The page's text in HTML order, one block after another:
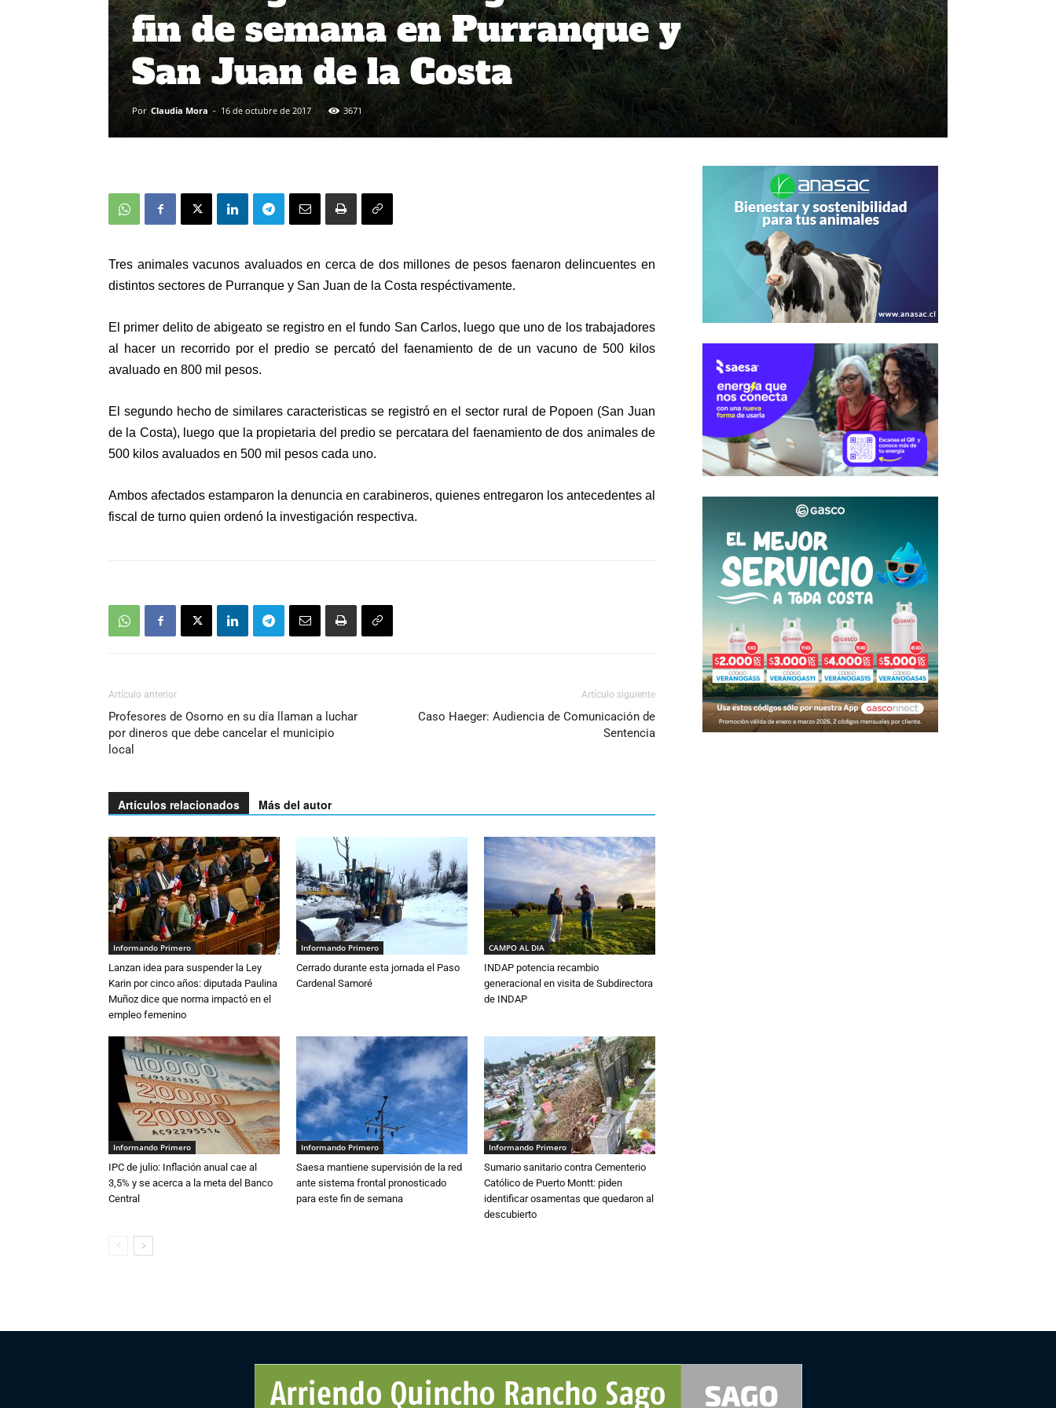
fin de semana en Purranque y
San Juan de la Costa
Por Claudia Mora - 16 de octubre de 2017 3671
Tres animales vacunos avaluados en cerca de dos millones de pesos faenaron delincuentes en
distintos sectores de Purranque y San Juan de la Costa respéctivamente.
El primer delito de abigeato se registro en el fundo San Carlos, luego que uno de los trabajadores
al hacer un recorrido por el predio se percató del faenamiento de de un vacuno de 500 kilos
avaluado en 800 mil pesos.
El segundo hecho de similares caracteristicas se registró en el sector rural de Popoen (San Juan
de la Costa), luego que la propietaria del predio se percatara del faenamiento de dos animales de
500 kilos avaluados en 500 mil pesos cada uno.
Ambos afectados estamparon la denuncia en carabineros, quienes entregaron los antecedentes al
fiscal de turno quien ordenó la investigación respectiva.
Artículo anterior
Profesores de Osorno en su día llaman a luchar
por dineros que debe cancelar el municipio
local
Artículo siguiente
Caso Haeger: Audiencia de Comunicación de
Sentencia
Artículos relacionados Más del autor
Informando Primero
Lanzan idea para suspender la Ley
Karin por cinco años: diputada Paulina
Muñoz dice que norma impactó en el
empleo femenino
Informando Primero
Cerrado durante esta jornada el Paso
Cardenal Samoré
CAMPO AL DIA
INDAP potencia recambio
generacional en visita de Subdirectora
de INDAP
Informando Primero
IPC de julio: Inflación anual cae al
3,5% y se acerca a la meta del Banco
Central
Informando Primero
Saesa mantiene supervisión de la red
ante sistema frontal pronosticado
para este fin de semana
Informando Primero
Sumario sanitario contra Cementerio
Católico de Puerto Montt: piden
identificar osamentas que quedaron al
descubierto